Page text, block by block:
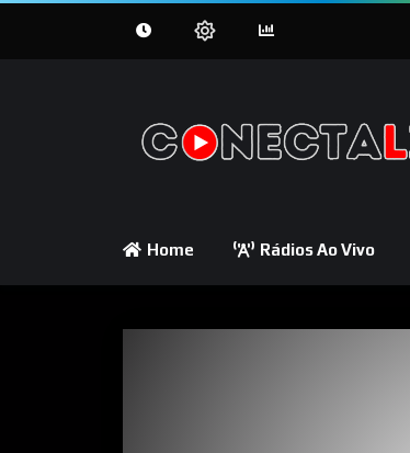
Home Rádios Ao Vivo